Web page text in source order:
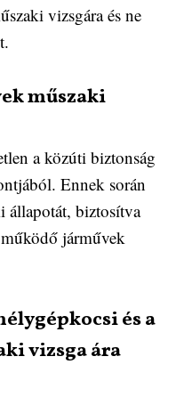
vizsgára és ne
műszaki
a közúti biztonság
Ennek során
állapotát, biztosítva
járművek
és a
vizsga ára